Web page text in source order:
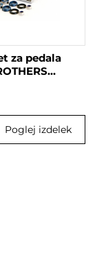
za pedala
Poglej izdelek